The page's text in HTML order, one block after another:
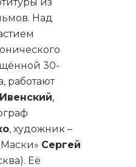
Над
30-
работают
,
, художник –
Маски» Сергей
Её